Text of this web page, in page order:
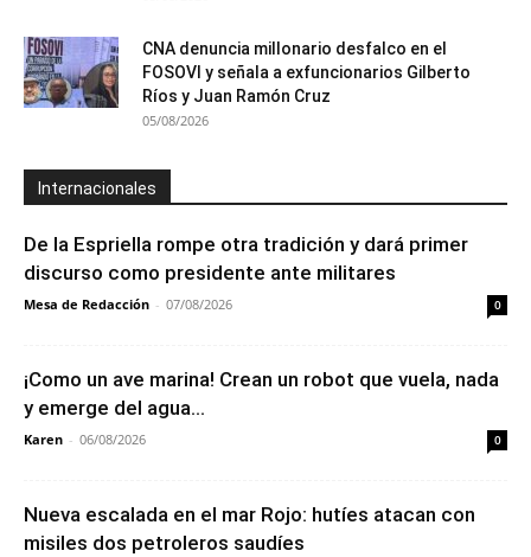
CNA denuncia millonario desfalco en el
FOSOVI y señala a exfuncionarios Gilberto
Ríos y Juan Ramón Cruz
05/08/2026
Internacionales
De la Espriella rompe otra tradición y dará primer
discurso como presidente ante militares
Mesa de Redacción - 07/08/2026 0
¡Como un ave marina! Crean un robot que vuela, nada
y emerge del agua...
Karen - 06/08/2026 0
Nueva escalada en el mar Rojo: hutíes atacan con
misiles dos petroleros saudíes